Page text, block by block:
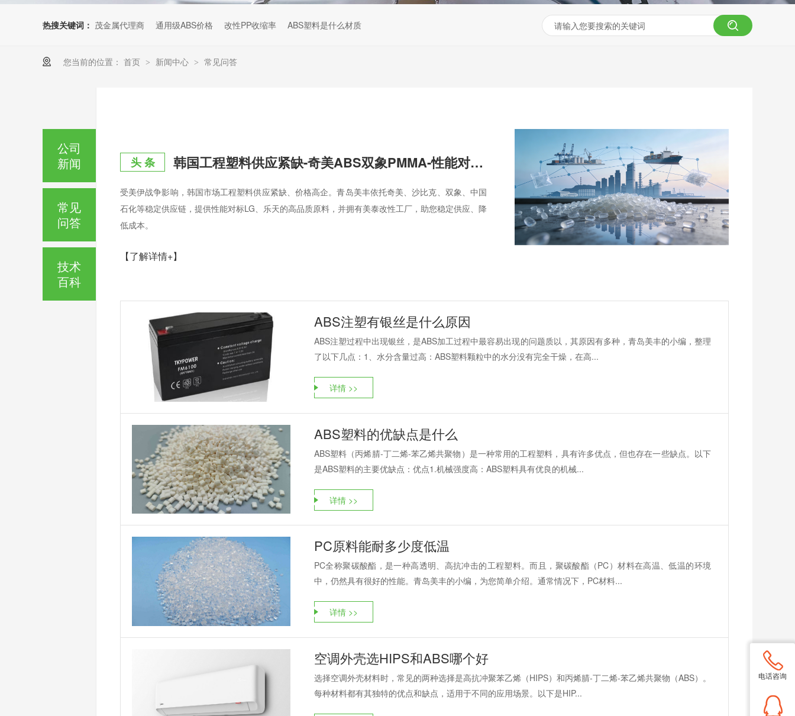
热搜关键词： 茂金属代理商 通用级ABS价格 改性PP收缩率 ABS塑料是什么材质
您当前的位置： 首页 > 新闻中心 > 常见问答
头 条 韩国工程塑料供应紧缺-奇美ABS双象PMMA-性能对标LG乐天
受美伊战争影响，韩国市场工程塑料供应紧缺、价格高企。青岛美丰依托奇美、沙比克、双象、中国
石化等稳定供应链，提供性能对标LG、乐天的高品质原料，并拥有美泰改性工厂，助您稳定供应、降
低成本。
【了解详情+】
ABS注塑有银丝是什么原因
ABS注塑过程中出现银丝，是ABS加工过程中最容易出现的问题质以，其原因有多种，青岛美丰的小编，整理
了以下几点：1、水分含量过高：ABS塑料颗粒中的水分没有完全干燥，在高...
详情 >>
ABS塑料的优缺点是什么
ABS塑料（丙烯腈-丁二烯-苯乙烯共聚物）是一种常用的工程塑料，具有许多优点，但也存在一些缺点。以下
是ABS塑料的主要优缺点：优点1.机械强度高：ABS塑料具有优良的机械...
详情 >>
PC原料能耐多少度低温
PC全称聚碳酸酯，是一种高透明、高抗冲击的工程塑料。而且，聚碳酸酯（PC）材料在高温、低温的环境
中，仍然具有很好的性能。青岛美丰的小编，为您简单介绍。通常情况下，PC材料...
详情 >>
空调外壳选HIPS和ABS哪个好
选择空调外壳材料时，常见的两种选择是高抗冲聚苯乙烯（HIPS）和丙烯腈-丁二烯-苯乙烯共聚物（ABS）。
每种材料都有其独特的优点和缺点，适用于不同的应用场景。以下是HIP...
公司
新闻
常见
问答
技术
百科
电话咨询